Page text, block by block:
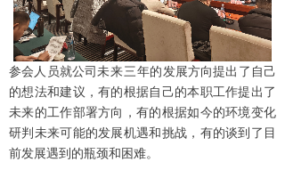
参会人员就公司未来三年的发展方向提出了自己
的想法和建议，有的根据自己的本职工作提出了
未来的工作部署方向，有的根据如今的环境变化
研判未来可能的发展机遇和挑战，有的谈到了目
前发展遇到的瓶颈和困难。